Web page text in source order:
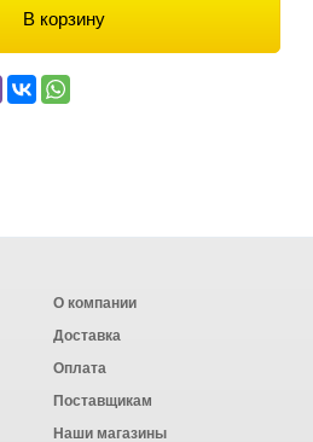
В корзину
О компании
Доставка
Оплата
Поставщикам
Наши магазины